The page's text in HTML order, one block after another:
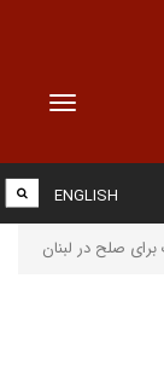
Toggle
ENGLISH
برای صلح در لبنان